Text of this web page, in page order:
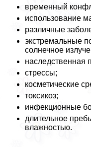
временный
использование
различные
экстремальные
солнечное
наследственная
стрессы;
косметические
токсикоз;
инфекционные
длительное
влажностью.